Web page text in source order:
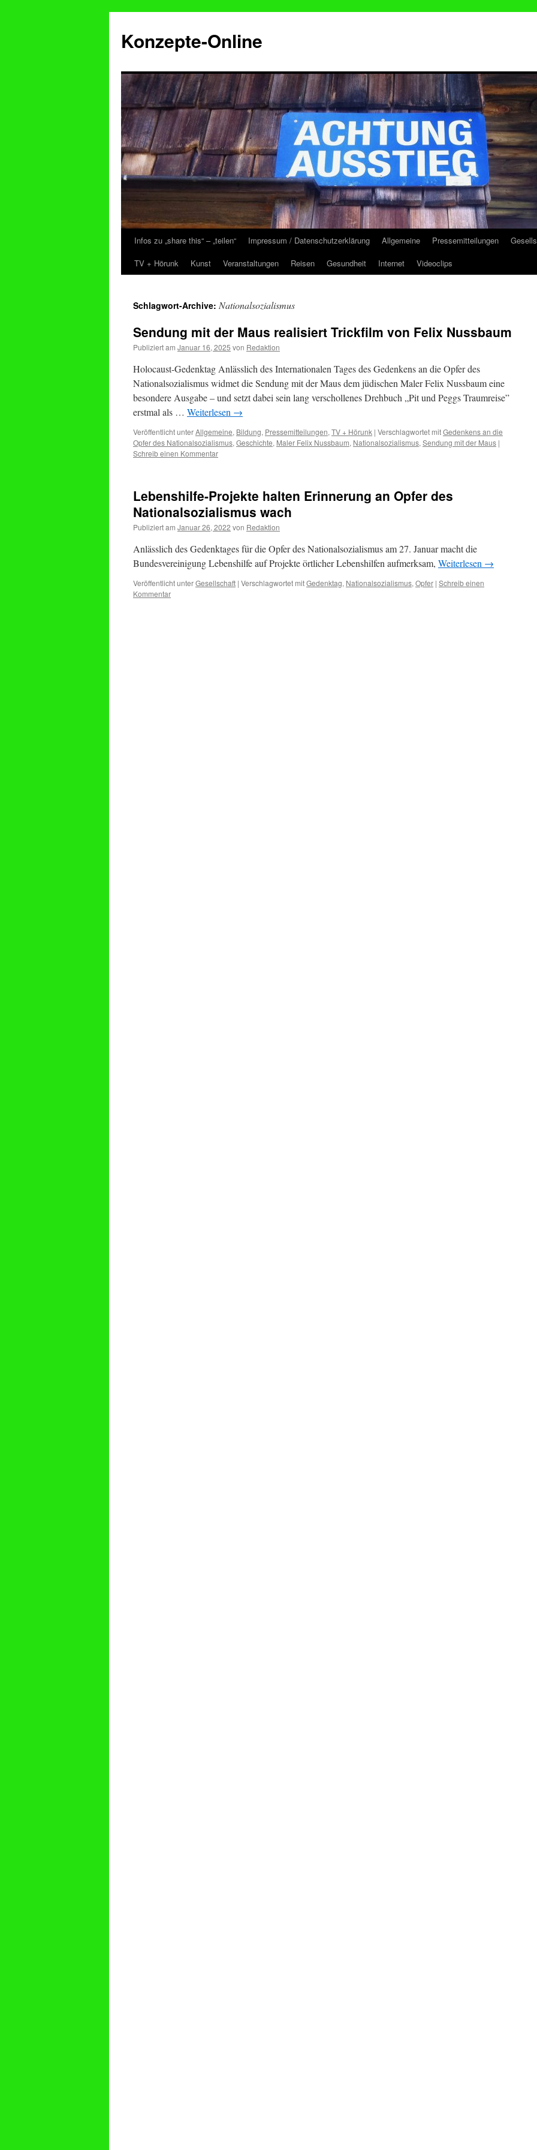
Konzepte-Online
Zum
Inhalt
Infos zu „share this“ – „teilen“ Impressum / Datenschutzerklärung Allgemeine Pressemitteilungen
TV + Hörunk
Kunst Veranstaltungen Reisen Gesundheit Internet Videoclips
Schlagwort-Archive: Nationalsozialismus
Sendung mit der Maus realisiert Trickfilm von Felix Nussbaum
Publiziert am Januar 16, 2025 von Redaktion
Holocaust-Gedenktag Anlässlich des Internationalen Tages des Gedenkens an die Opfer des
Nationalsozialismus widmet die Sendung mit der Maus dem jüdischen Maler Felix Nussbaum eine
besondere Ausgabe – und setzt dabei sein lang verschollenes Drehbuch „Pit und Peggs Traumreise”
erstmal als … Weiterlesen →
Veröffentlicht unterAllgemeine, Bildung, Pressemitteilungen, TV + Hörunk | Verschlagwortet mitGedenkens an die
Opfer des Nationalsozialismus, Geschichte, Maler Felix Nussbaum, Nationalsozialismus, Sendung mit der Maus |
Schreib einen Kommentar
Lebenshilfe-Projekte halten Erinnerung an Opfer des
Nationalsozialismus wach
Publiziert am Januar 26, 2022 von Redaktion
Anlässlich des Gedenktages für die Opfer des Nationalsozialismus am 27. Januar macht die
Bundesvereinigung Lebenshilfe auf Projekte örtlicher Lebenshilfen aufmerksam, Weiterlesen →
Veröffentlicht unterGesellschaft | Verschlagwortet mitGedenktag, Nationalsozialismus, Opfer | Schreib einen
Kommentar